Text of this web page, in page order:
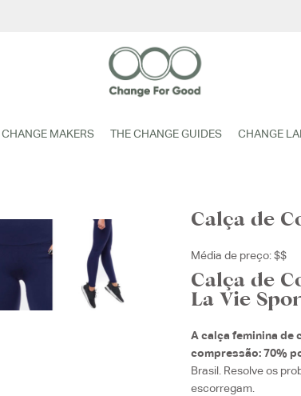
CHANGE MAKERS THE CHANGE GUIDES CHANGE
Calça de
Média de preço: $$
Calça de
La Vie
A calça feminina
compressão: 70%
Brasil. Resolve os
escorregam.